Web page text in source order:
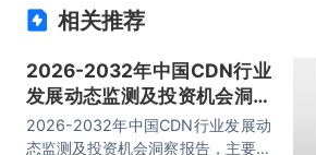
相关推荐
2026-2032年中国CDN行业
发展动态监测及投资机会洞察
报告
2026-2032年中国CDN行业发展动
态监测及投资机会洞察报告，主要包